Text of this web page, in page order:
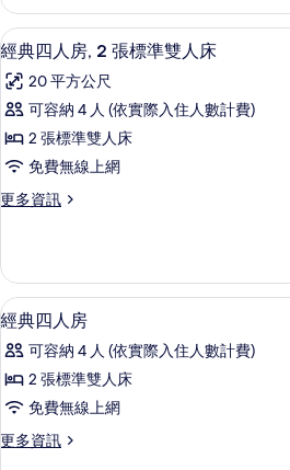
有
相
片
四
人
房
詳
情
顯
示
經
典
四
房,
張
標
準
雙
人
床
的
經典
5
經典四人房, 2 張標準雙人床
20 平方公尺
可容納 4 人 (依實際入住人數計費)
2 張標準雙人床
免費無線上網
更多資訊
更
四
人
房,
張
標
雙
人
床
顯
示
經
典
人
4
經典四人房
可容納 4 人 (依實際入住人數計費)
2 張標準雙人床
免費無線上網
更多資訊
更